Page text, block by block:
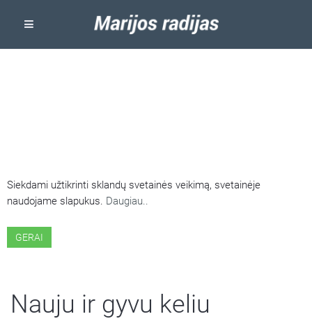
Siekdami užtikrinti sklandų svetainės veikimą, svetainėje
naudojame slapukus. Daugiau..
GERAI
Nauju ir gyvu keliu